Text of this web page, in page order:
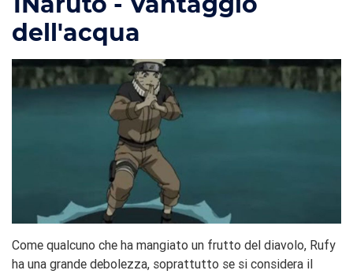
dell'acqua
Come qualcuno che ha mangiato un frutto del diavolo, Rufy
ha una grande debolezza, soprattutto se si considera il